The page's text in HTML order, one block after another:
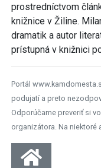
prostredníctvom
knižnice v Žiline.
dramatik a autor
prístupná v knižnici
Portál
podujatí a preto
Odporúčame preveriť si
organizátora. Na niektoré